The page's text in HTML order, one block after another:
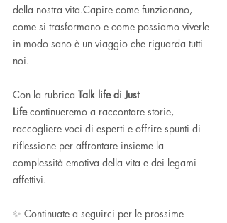
della nostra vita.Capire come funzionano,
come si trasformano e come possiamo viverle
in modo sano è un viaggio che riguarda tutti
noi.
Con la rubrica Talk life di Just
Life continueremo a raccontare storie,
raccogliere voci di esperti e offrire spunti di
riflessione per affrontare insieme la
complessità emotiva della vita e dei legami
affettivi.
✨ Continuate a seguirci per le prossime